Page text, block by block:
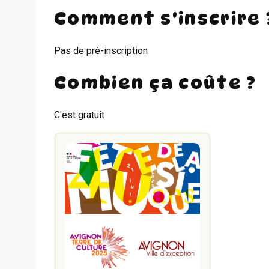
Comment s'inscrire
Pas de pré-inscription
Combien ça coûte ?
C'est gratuit